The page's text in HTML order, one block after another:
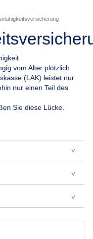
vom Alter plötzlich
(LAK) leistet nur
nur einen Teil des
Sie diese Lücke.